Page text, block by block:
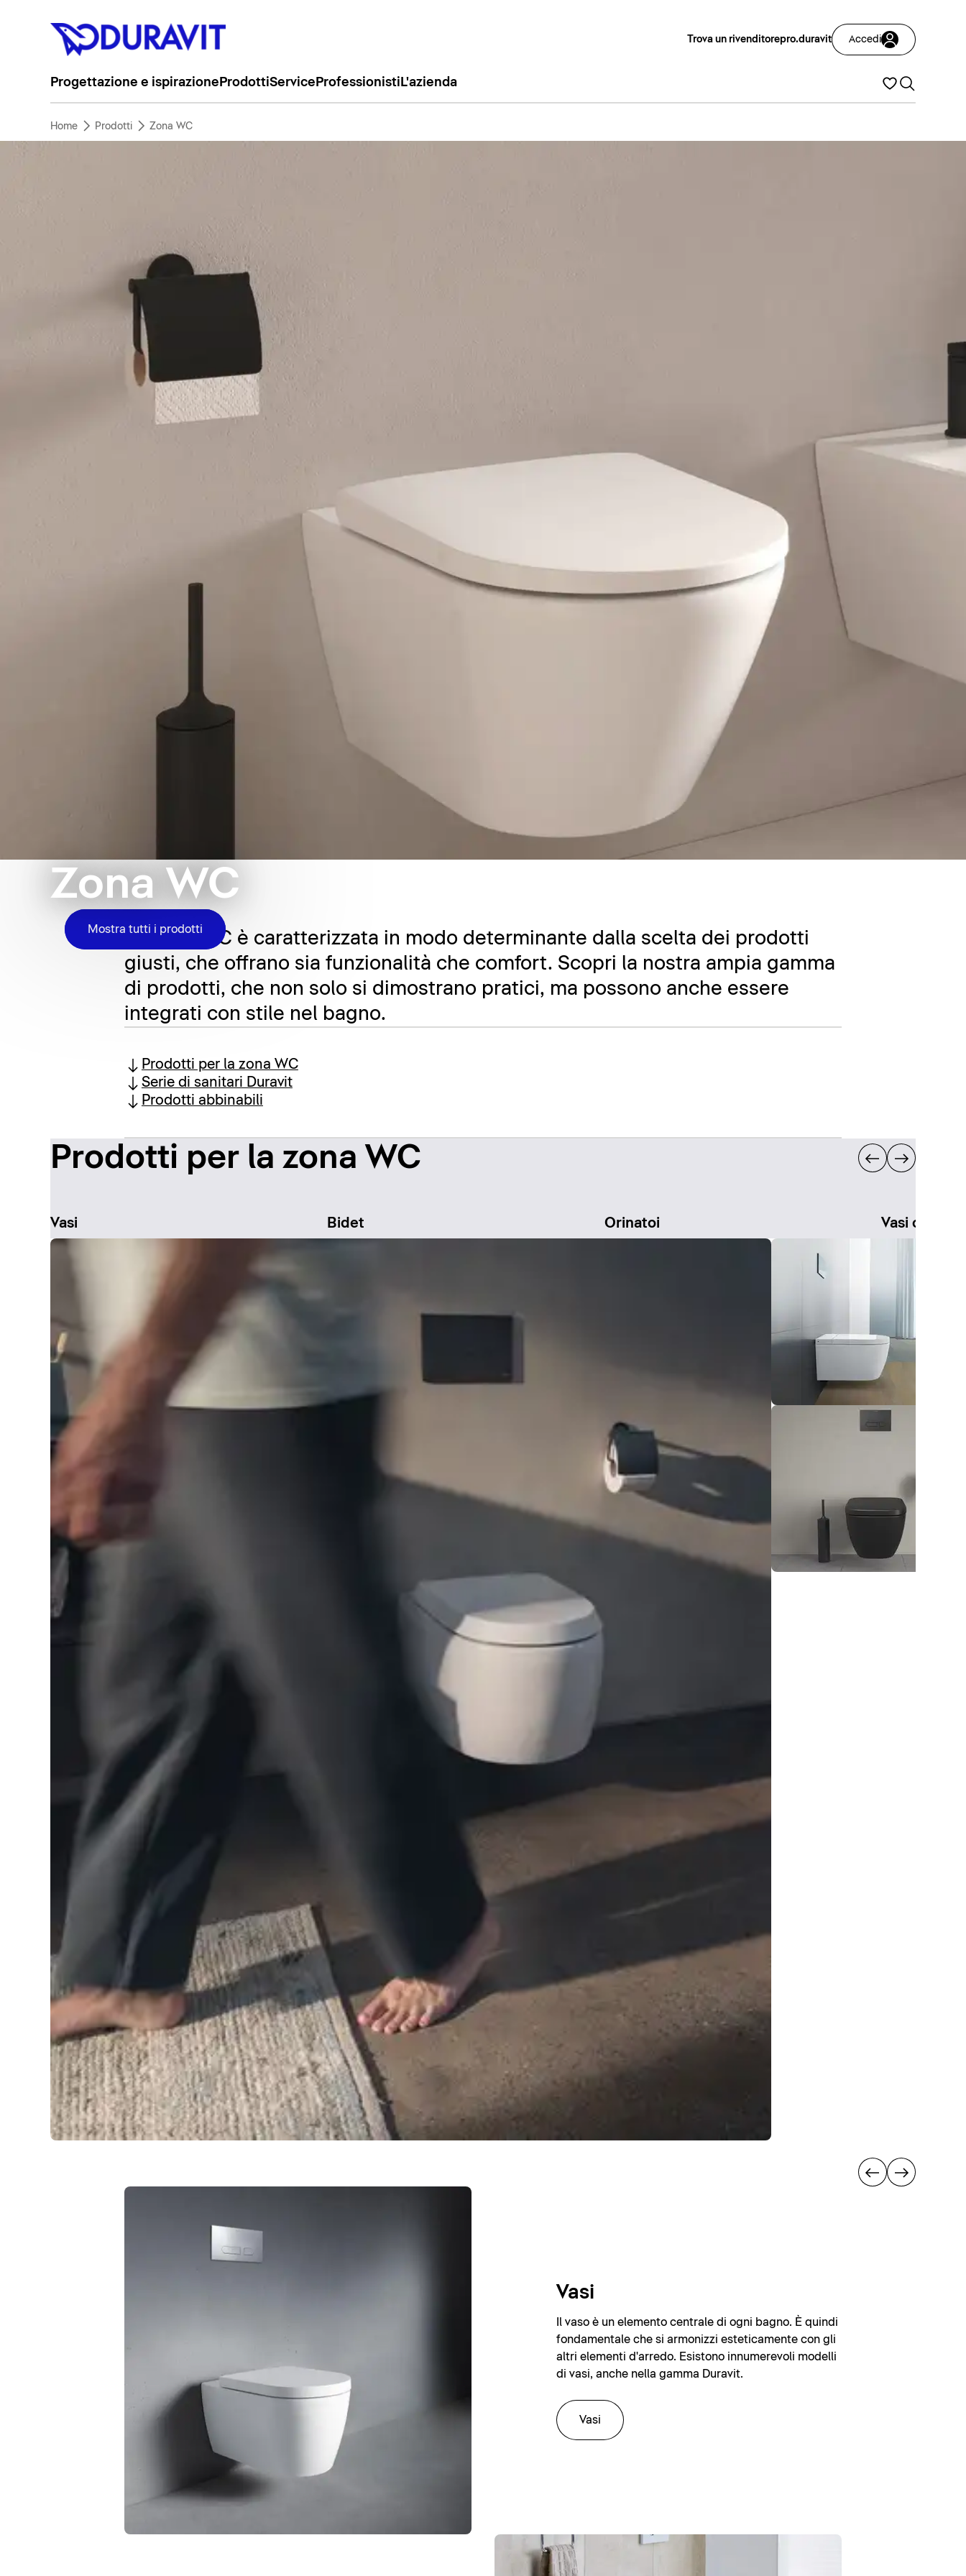
Trova un rivenditorepro.duravit Accedi
Progettazione e ispirazione ProdottiService Professionisti L'azienda
Home Prodotti Zona WC
Zona WC
Mostra tutti i prodotti
La zona WC è caratterizzata in modo determinante dalla scelta dei prodotti
giusti, che offrano sia funzionalità che comfort. Scopri la nostra ampia gamma
di prodotti, che non solo si dimostrano pratici, ma possono anche essere
integrati con stile nel bagno.
Prodotti per la zona WC
Serie di sanitari Duravit
Prodotti abbinabili
Prodotti per la zona WC
Vasi Bidet Orinatoi Vasi con
Vasi
Il vaso è un elemento centrale di ogni bagno. È quindi
fondamentale che si armonizzi esteticamente con gli
altri elementi d'arredo. Esistono innumerevoli modelli
di vasi, anche nella gamma Duravit.
Vasi